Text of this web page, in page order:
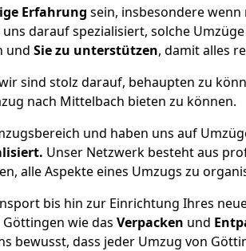
Erfahrung sein, insbesondere
darauf spezialisiert, solche
und Sie zu unterstützen, damit alles
sind stolz darauf, behaupten zu
nach Mittelbach bieten zu können.
und haben uns auf
Unser Netzwerk besteht aus
alle Aspekte eines Umzugs zu
bis hin zur Einrichtung Ihres
wie das Verpacken und
bewusst, dass jeder Umzug von